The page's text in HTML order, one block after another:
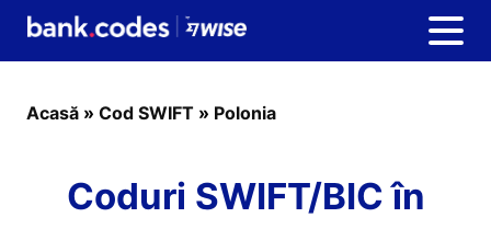
Acasă » Cod SWIFT » Polonia
Coduri SWIFT/BIC în